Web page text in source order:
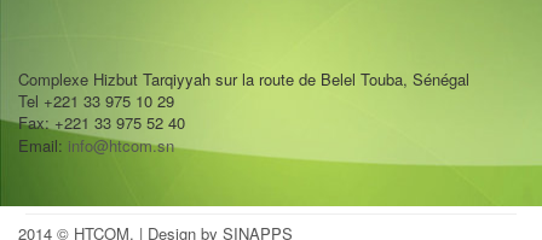
Complexe Hizbut Tarqiyyah sur la route de Belel Touba, Sénégal
Tel +221 33 975 10 29
Fax: +221 33 975 52 40
Email: info@htcom.sn
2014 © HTCOM. | Design by SINAPPS